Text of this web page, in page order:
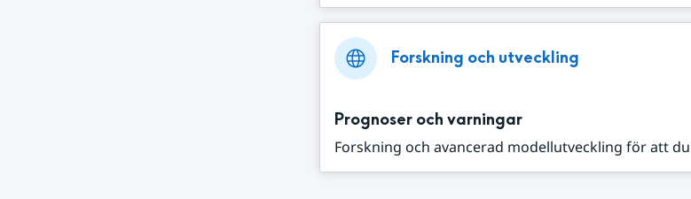
Forskning och utveckling
Prognoser och varningar
Forskning och avancerad modellutveckling för att